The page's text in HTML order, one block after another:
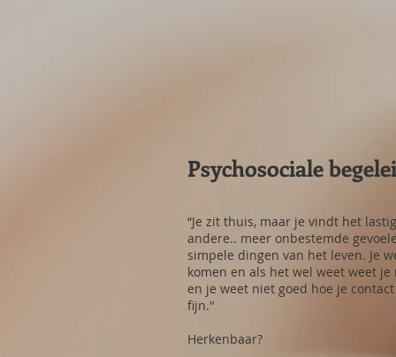
Psychosociale
“Je zit thuis, maar je vindt het
andere.. meer onbestemde
simpele dingen van het leven. Je
komen en als het wel weet weet je
en je weet niet goed hoe je
fijn."
Herkenbaar?